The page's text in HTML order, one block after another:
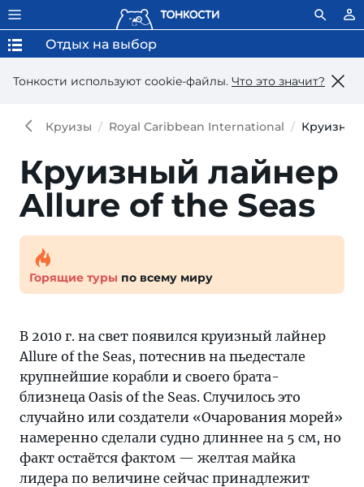
Тонкости используют сookie-файлы. Что это значит?
Отдых на выбор
Круизы Royal Caribbean International
Круизный лайнер
Allure of the Seas
Горящие туры по всему миру
В 2010 г. на свет появился круизный лайнер
Allure of the Seas, потеснив на пьедестале
крупнейшие корабли и своего брата-
близнеца Oasis of the Seas. Случилось это
случайно или создатели «Очарования морей»
намеренно сделали судно длиннее на 5 см, но
факт остаётся фактом — желтая майка
лидера по величине сейчас принадлежит